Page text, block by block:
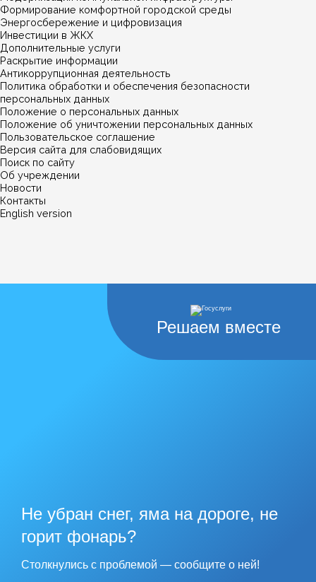
Формирование комфортной городской среды
Энергосбережение и цифровизация
Инвестиции в ЖКХ
Дополнительные услуги
Раскрытие информации
Антикоррупционная деятельность
Политика обработки и обеспечения безопасности
персональных данных
Положение о персональных данных
Положение об уничтожении персональных данных
Пользовательское соглашение
Версия сайта для слабовидящих
Поиск по сайту
Об учреждении
Новости
Контакты
English version
Решаем вместе
Не убран снег, яма на дороге, не
горит фонарь?
Столкнулись с проблемой — сообщите о ней!